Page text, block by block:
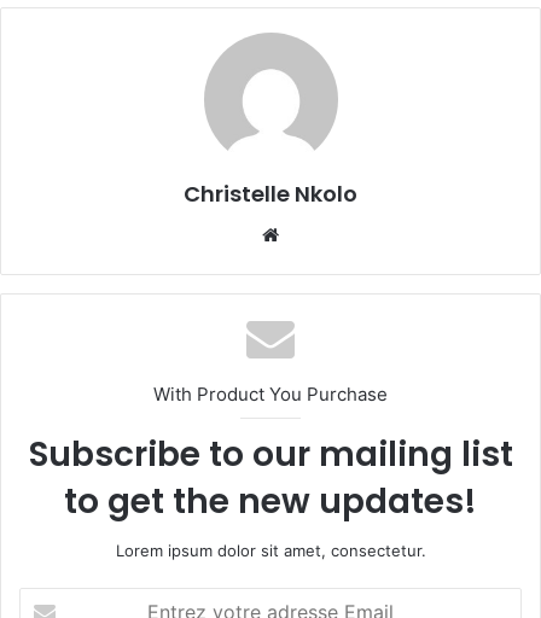
Christelle Nkolo
te
With Product You Purchase
Subscribe to our mailing list
to get the new updates!
Lorem ipsum dolor sit amet, consectetur.